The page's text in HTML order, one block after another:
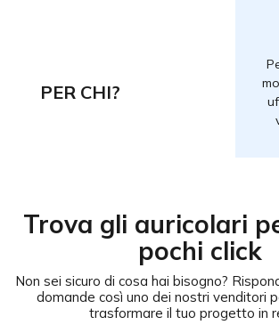
PER CHI?
Trova gli auricolari
pochi click
Non sei sicuro di cosa hai bisogno?
domande così uno dei nostri venditori
trasformare il tuo progetto in